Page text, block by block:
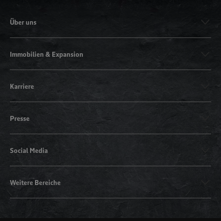
Über uns
Immobilien & Expansion
Karriere
Presse
Social Media
Weitere Bereiche